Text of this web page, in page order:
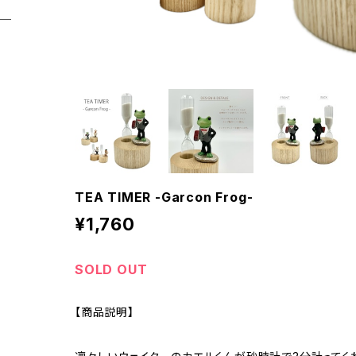
TEA TIMER -Garcon Frog-
¥1,760
SOLD OUT
【商品説明】